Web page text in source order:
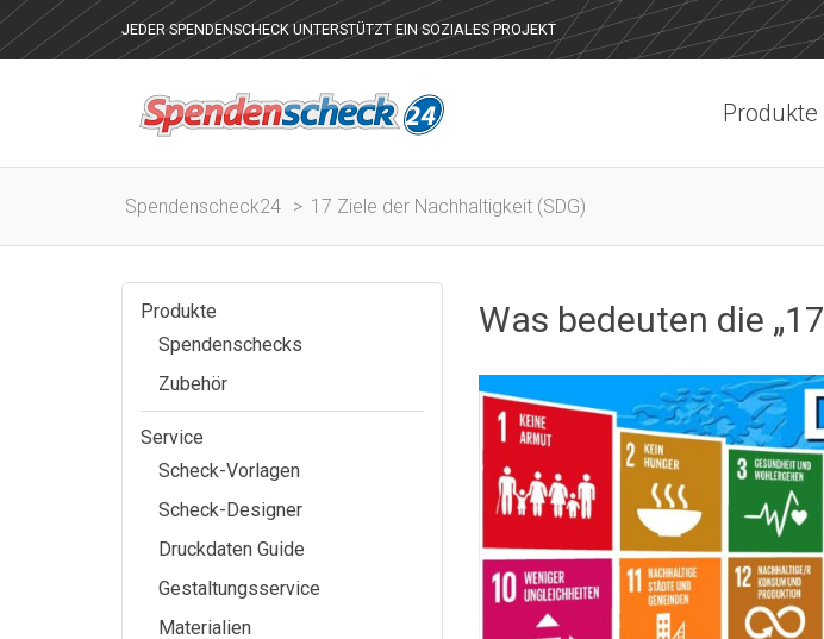
JEDER SPENDENSCHECK UNTERSTÜTZT EIN SOZIALES PROJEKT
Produkte
Spendenscheck24 > 17 Ziele der Nachhaltigkeit (SDG)
Was bedeuten die
Produkte
Spendenschecks
Zubehör
Service
Scheck-Vorlagen
Scheck-Designer
Druckdaten Guide
Gestaltungsservice
Materialien